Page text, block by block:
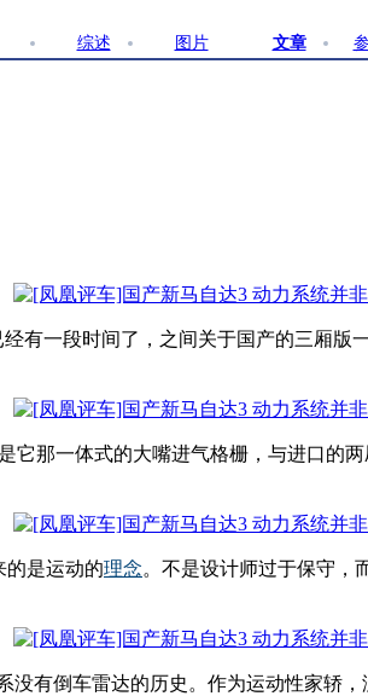
综述 图片 文章
有一段时间了，之间关于国产的三厢版
它那一体式的大嘴进气格栅，与进口的
的是运动的理念。不是设计师过于保守，
有倒车雷达的历史。作为运动性家轿